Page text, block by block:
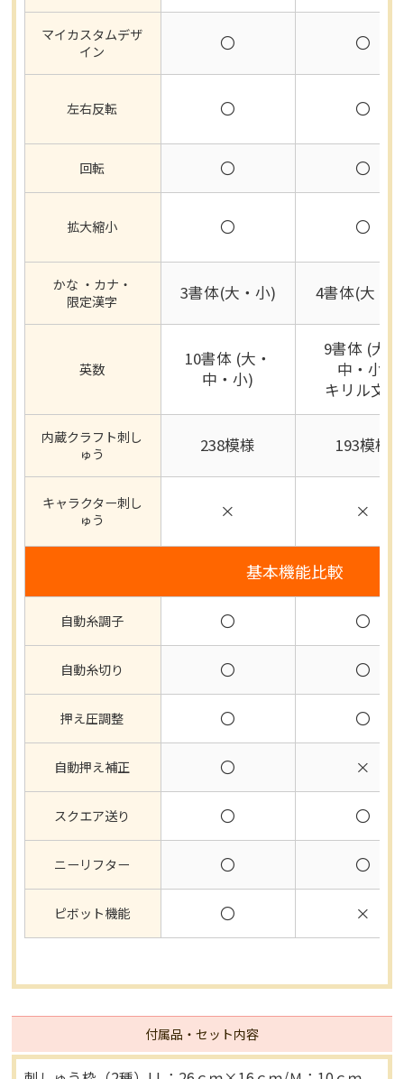
マイカスタムデザ
イン
〇 〇
左右反転 〇 〇
回転 〇 〇
拡大縮小 〇 〇
かな ・カナ・
限定漢字
3書体(大・小) 4書体(大・
英数
10書体 (大・
中・小)
9書体 (大・
中・小)
キリル文字
内蔵クラフト刺し
ゅう
238模様 193模様
キャラクター刺し
ゅう
× ×
基本機能比較
自動糸調子 〇 〇
自動糸切り 〇 〇
押え圧調整 〇 〇
自動押え補正 〇 ×
スクエア送り 〇 〇
ニーリフター 〇 〇
ピボット機能 〇 ×
付属品・セット内容